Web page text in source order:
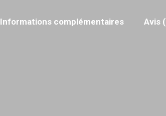
Informations complémentaires Avis